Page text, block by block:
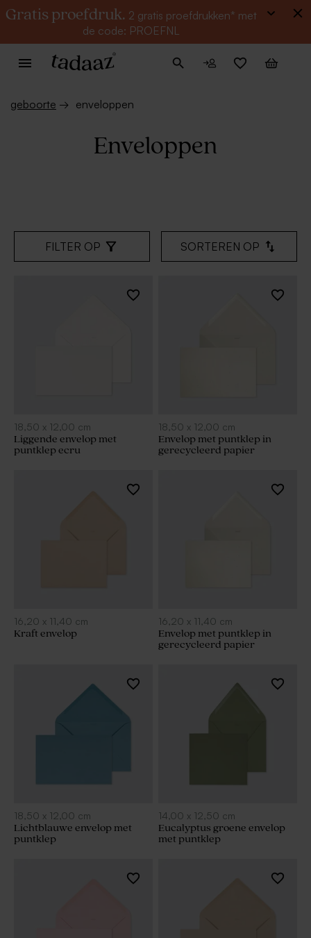
Gratis proefdruk. 2 gratis proefdrukken* met
de code: PROEFNL
geboorte → enveloppen
Enveloppen
FILTER OP SORTEREN OP
18,50 x 12,00 cm
Liggende envelop met
puntklep ecru
18,50 x 12,00 cm
Envelop met puntklep in
gerecycleerd papier
16,20 x 11,40 cm
Kraft envelop
16,20 x 11,40 cm
Envelop met puntklep in
gerecycleerd papier
18,50 x 12,00 cm
Lichtblauwe envelop met
puntklep
14,00 x 12,50 cm
Eucalyptus groene envelop
met puntklep